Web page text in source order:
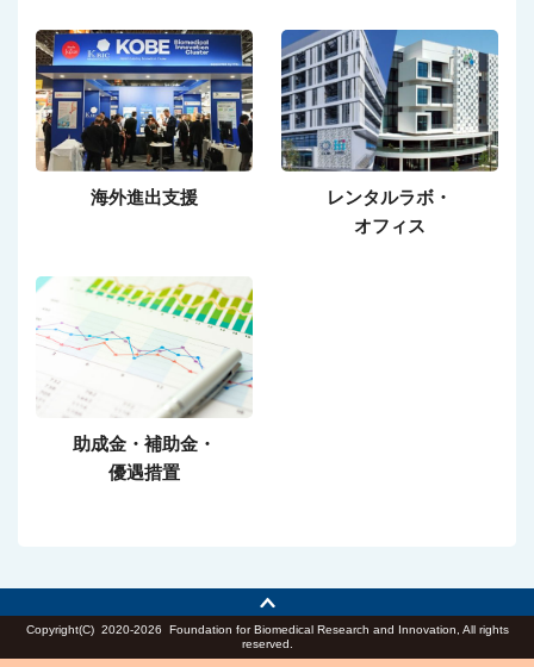
海外進出支援
レンタルラボ・
オフィス
助成金・補助金・
優遇措置
Copyright(C) 2020-2026 Foundation for Biomedical Research and Innovation, All rights
reserved.